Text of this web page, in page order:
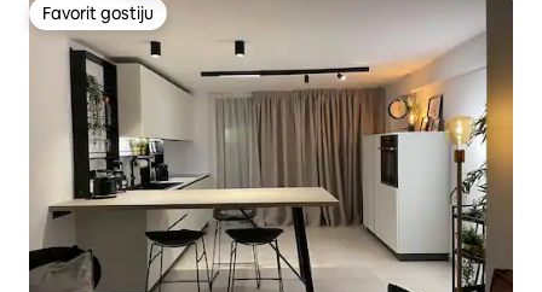
Favorit gostiju
Favorit gostiju